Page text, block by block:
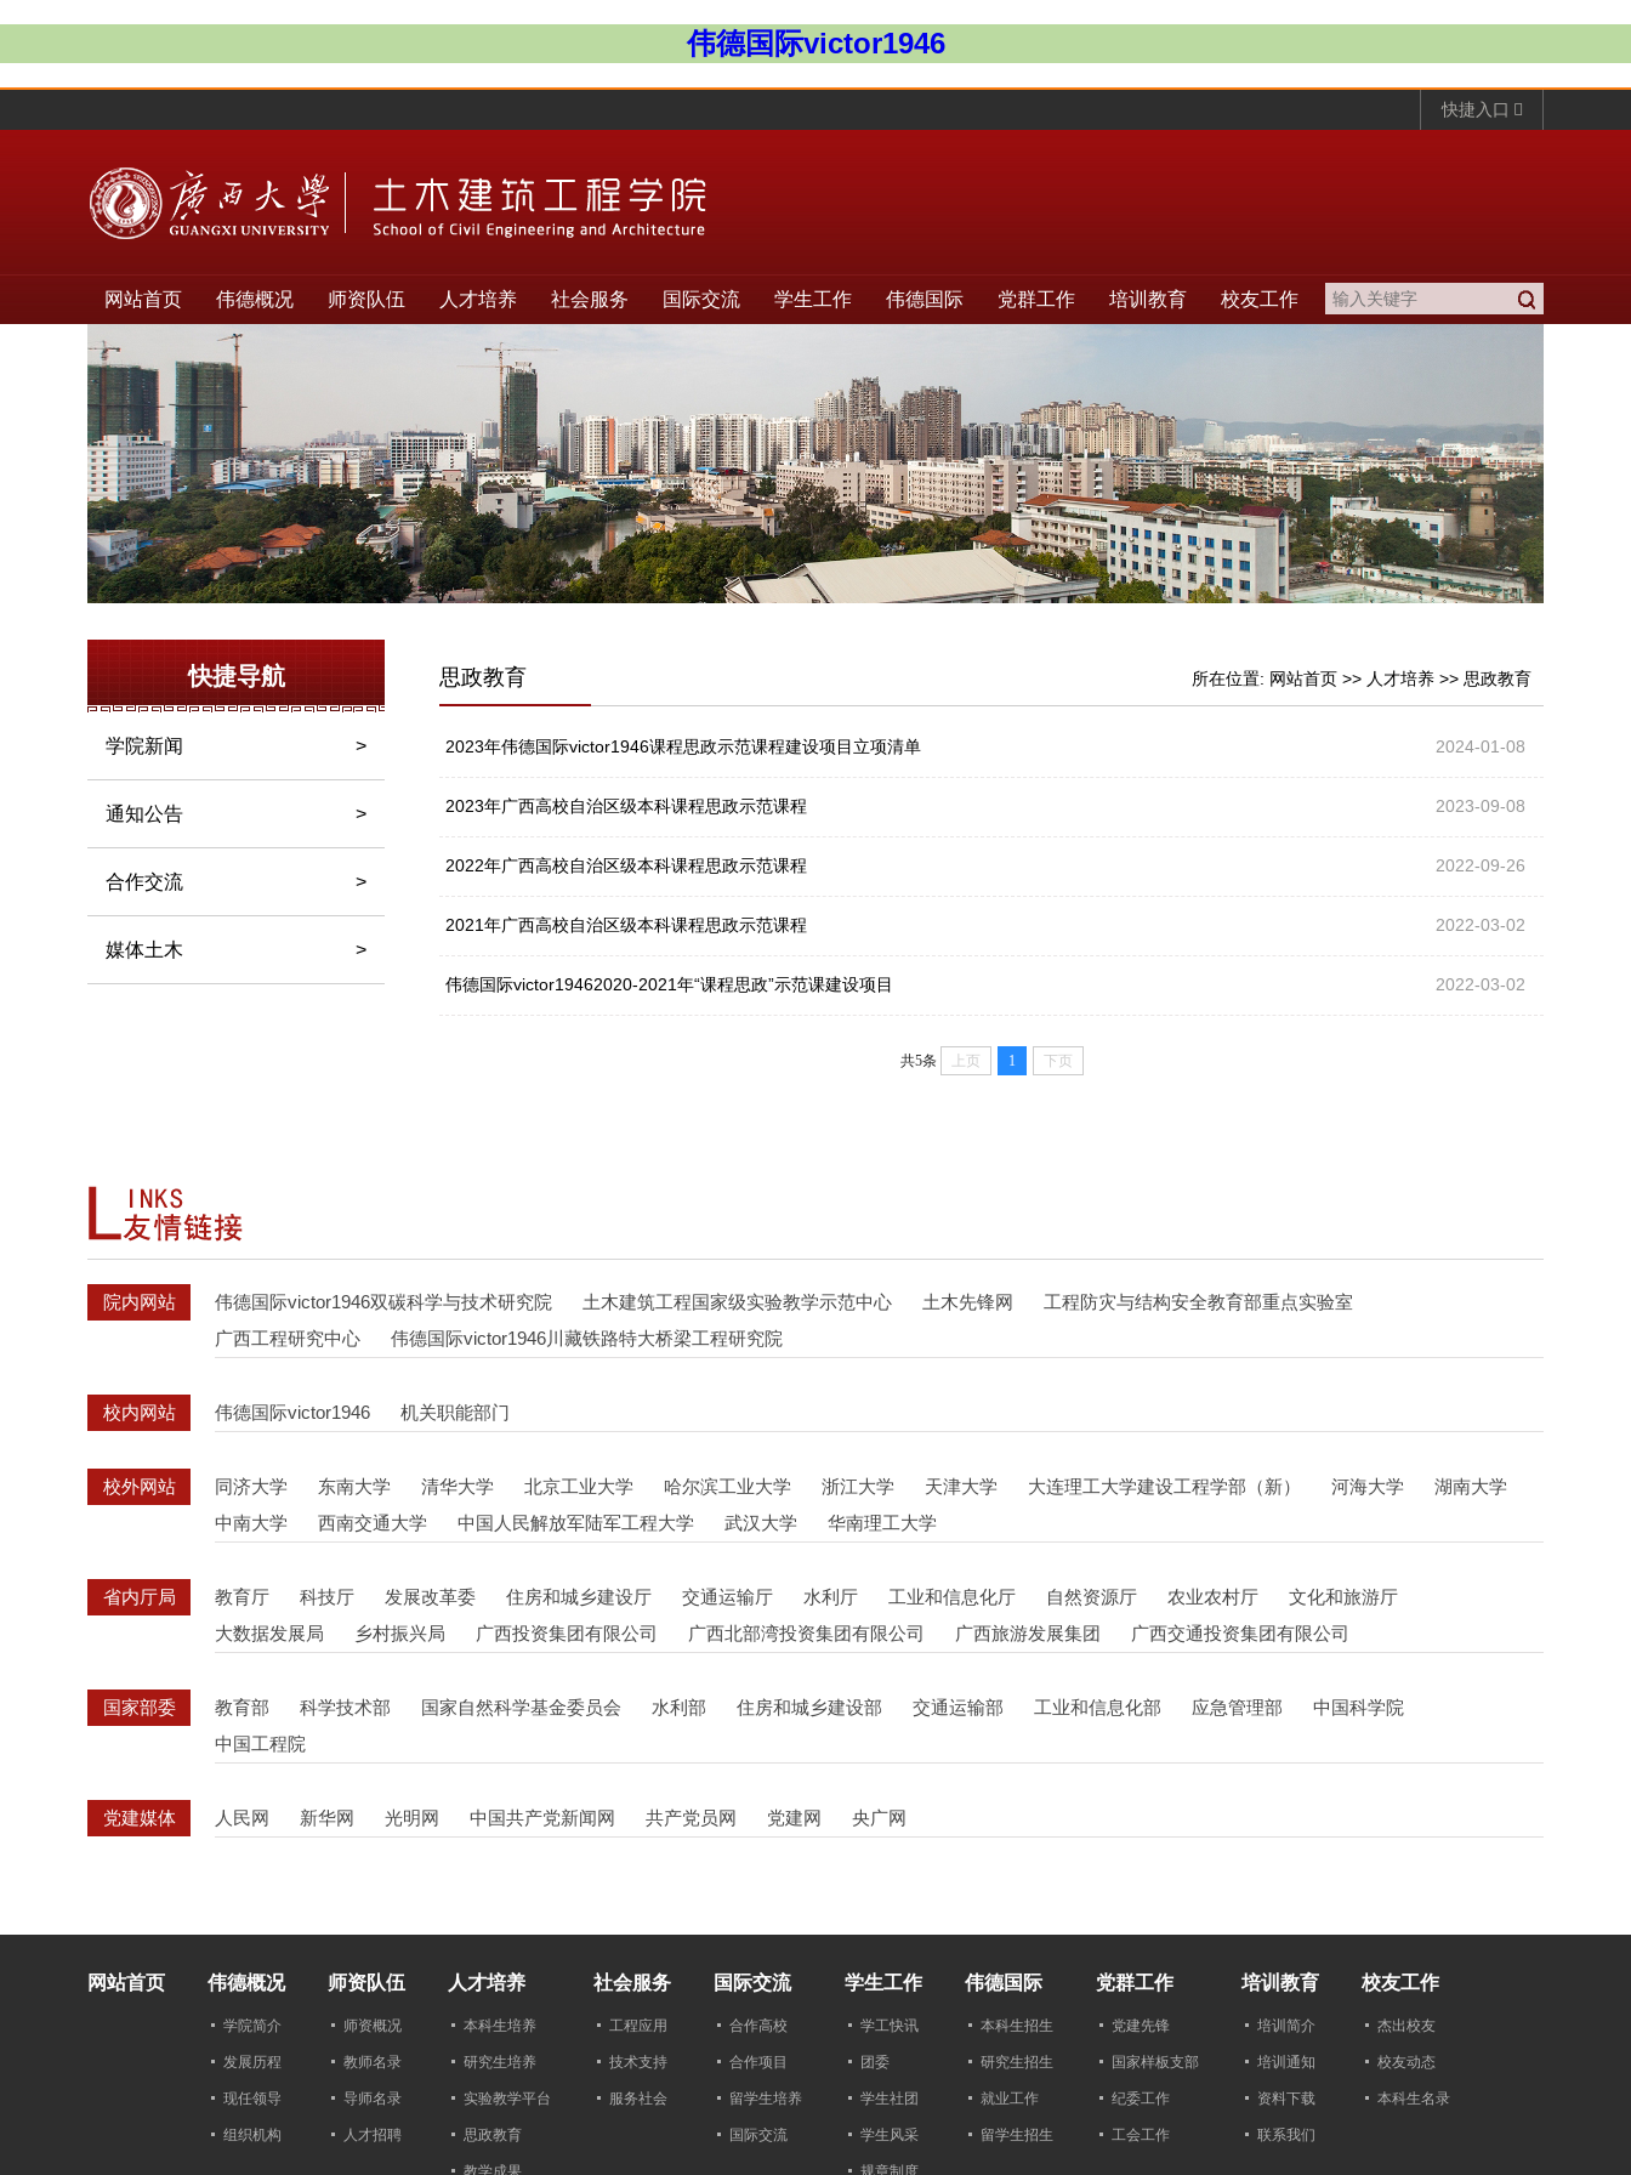
伟德国际victor1946
快捷入口
网站首页 伟德概况 师资队伍 人才培养 社会服务 国际交流 学生工作 伟德国际 党群工作 培训教育 校友工作
快捷导航
学院新闻 >
通知公告 >
合作交流 >
媒体土木 >
思政教育 所在位置: 网站首页 >> 人才培养 >> 思政教育
2023年伟德国际victor1946课程思政示范课程建设项目立项清单 2024-01-08
2023年广西高校自治区级本科课程思政示范课程 2023-09-08
2022年广西高校自治区级本科课程思政示范课程 2022-09-26
2021年广西高校自治区级本科课程思政示范课程 2022-03-02
伟德国际victor19462020-2021年“课程思政”示范课建设项目 2022-03-02
共5条 上页 1 下页
院内网站 伟德国际victor1946双碳科学与技术研究院 土木建筑工程国家级实验教学示范中心 土木先锋网
工程防灾与结构安全教育部重点实验室
广西工程研究中心
伟德国际victor1946川藏铁路特大桥梁工程研究院
校内网站 伟德国际victor1946 机关职能部门
校外网站 同济大学 东南大学 清华大学 北京工业大学 哈尔滨工业大学 浙江大学 天津大学 大连理工大学建设工程学部（新） 河海大学
湖南大学
中南大学
西南交通大学 中国人民解放军陆军工程大学 武汉大学 华南理工大学
省内厅局 教育厅 科技厅 发展改革委 住房和城乡建设厅 交通运输厅 水利厅 工业和信息化厅 自然资源厅 农业农村厅
文化和旅游厅
大数据发展局
乡村振兴局 广西投资集团有限公司 广西北部湾投资集团有限公司 广西旅游发展集团 广西交通投资集团有限公司
国家部委 教育部 科学技术部 国家自然科学基金委员会 水利部 住房和城乡建设部 交通运输部 工业和信息化部 应急管理部
中国科学院
中国工程院
党建媒体 人民网 新华网 光明网 中国共产党新闻网 共产党员网 党建网 央广网
网站首页 伟德概况
学院简介
发展历程
现任领导
组织机构
师资队伍
师资概况
教师名录
导师名录
人才招聘
人才培养
本科生培养
研究生培养
实验教学平台
思政教育
教学成果
社会服务
工程应用
技术支持
服务社会
国际交流
合作高校
合作项目
留学生培养
国际交流
学生工作
学工快讯
团委
学生社团
学生风采
规章制度
伟德国际
本科生招生
研究生招生
就业工作
留学生招生
党群工作
党建先锋
国家样板支部
纪委工作
工会工作
培训教育
培训简介
培训通知
资料下载
联系我们
校友工作
杰出校友
校友动态
本科生名录